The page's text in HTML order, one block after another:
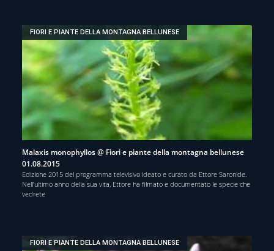
FIORI E PIANTE DELLA MONTAGNA BELLUNESE
Malaxis monophyllos @ Fiori e piante della montagna bellunese
01.08.2015
Edizione 2015 del programma televisivo ideato e curato da Ettore Saronide.
Nell’ultimo anno della sua vita, Ettore ha filmato e documentato le specie che
vedrete
FIORI E PIANTE DELLA MONTAGNA BELLUNESE